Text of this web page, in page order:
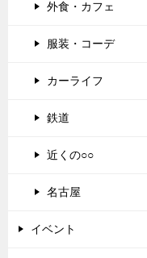
外食・カフェ
服装・コーデ
カーライフ
鉄道
近くの○○
名古屋
イベント